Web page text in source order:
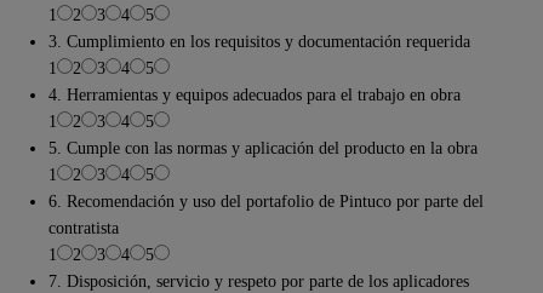
1
2 3 4
5
3. Cumplimiento en los requisitos y documentación requerida
1
2 3 4
5
4. Herramientas y equipos adecuados para el trabajo en obra
1
2 3 4
5
5. Cumple con las normas y aplicación del producto en la obra
1
2 3 4
5
6. Recomendación y uso del portafolio de Pintuco por parte del
contratista
1
2 3 4
5
7. Disposición, servicio y respeto por parte de los aplicadores